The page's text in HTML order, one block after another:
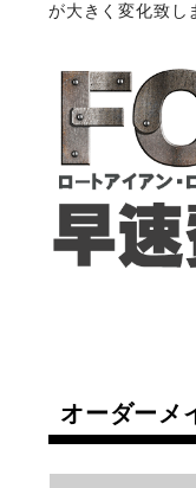
が大きく変化致し
オーダーメ